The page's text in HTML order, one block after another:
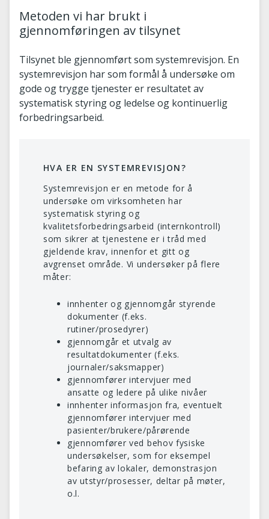
Metoden vi har brukt i
gjennomføringen av tilsynet
Tilsynet ble gjennomført som systemrevisjon. En
systemrevisjon har som formål å undersøke om
gode og trygge tjenester er resultatet av
systematisk styring og ledelse og kontinuerlig
forbedringsarbeid.
HVA ER EN SYSTEMREVISJON?
Systemrevisjon er en metode for å
undersøke om virksomheten har
systematisk styring og
kvalitetsforbedringsarbeid (internkontroll)
som sikrer at tjenestene er i tråd med
gjeldende krav, innenfor et gitt og
avgrenset område. Vi undersøker på flere
måter:
innhenter og gjennomgår styrende
dokumenter (f.eks.
rutiner/prosedyrer)
gjennomgår et utvalg av
resultatdokumenter (f.eks.
journaler/saksmapper)
gjennomfører intervjuer med
ansatte og ledere på ulike nivåer
innhenter informasjon fra, eventuelt
gjennomfører intervjuer med
pasienter/brukere/pårørende
gjennomfører ved behov fysiske
undersøkelser, som for eksempel
befaring av lokaler, demonstrasjon
av utstyr/prosesser, deltar på møter,
o.l.